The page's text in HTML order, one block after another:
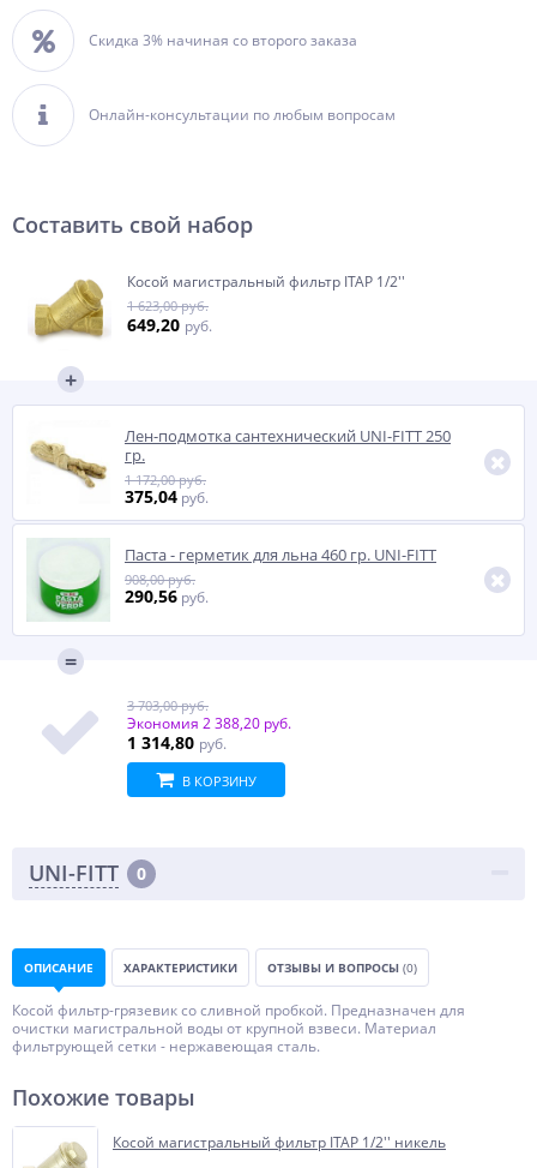
Скидка 3% начиная со второго заказа
Онлайн-консультации по любым вопросам
Составить свой набор
Косой магистральный фильтр ITAP 1/2''
1 623,00 руб.
649,20 руб.
Лен-подмотка сантехнический UNI-FITT 250
гр.
375,04 руб.
1 172,00 руб.
Паста - герметик для льна 460 гр. UNI-FITT
290,56 руб.
908,00 руб.
3 703,00 руб.
Экономия 2 388,20 руб.
1 314,80 руб.
В КОРЗИНУ
UNI-FITT 0
ОПИСАНИЕ ХАРАКТЕРИСТИКИ ОТЗЫВЫ И ВОПРОСЫ (0)
Косой фильтр-грязевик со сливной пробкой. Предназначен для
очистки магистральной воды от крупной взвеси. Материал
фильтрующей сетки - нержавеющая сталь.
Похожие товары
Косой магистральный фильтр ITAP 1/2'' никель